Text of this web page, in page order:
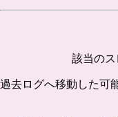
該当のス
過去ログへ移動した可